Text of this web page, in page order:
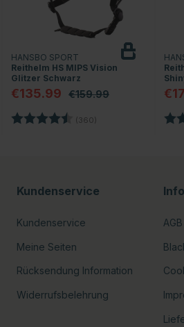
HANSBO SPORT
Reithelm HS MIPS Vision
Glitzer Schwarz
€135.99 €159.99
Bewertung: (360) 4.7 von 5 Sternen
Kundenservice
Kundenservice
Meine Seiten
Rücksendung Information
Widerrufsbelehrung
AGB